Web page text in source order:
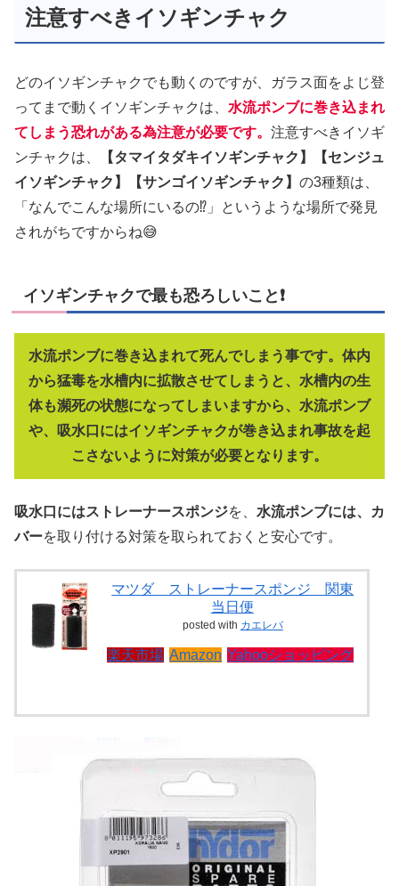
注意すべきイソギンチャク
どのイソギンチャクでも動くのですが、ガラス面をよじ登
ってまで動くイソギンチャクは、 水流ポンブに巻き込まれ
てしまう恐れがある為注意が必要です。 注意すべきイソギ
ンチャクは、
【タマイタダキイソギンチャク】【センジュ
イソギンチャク】【サンゴイソギンチャク】 の3種類は、
「なんでこんな場所にいるの⁉️」というような場所で発見
されがちですからね😅
イソギンチャクで最も恐ろしいこと❗
水流ポンブに巻き込まれて死んでしまう事です。体内
から猛毒を水槽内に拡散させてしまうと、水槽内の生
体も瀕死の状態になってしまいますから、水流ポンブ
や、吸水口にはイソギンチャクが巻き込まれ事故を起
こさないように対策が必要となります。
吸水口にはストレーナースポンジを、 水流ポンブには、カ
バーを取り付ける対策を取られておくと安心です。
マツダ ストレーナースポンジ 関東
当日便
posted with カエレバ
楽天市場 Amazon Yahooショッピング